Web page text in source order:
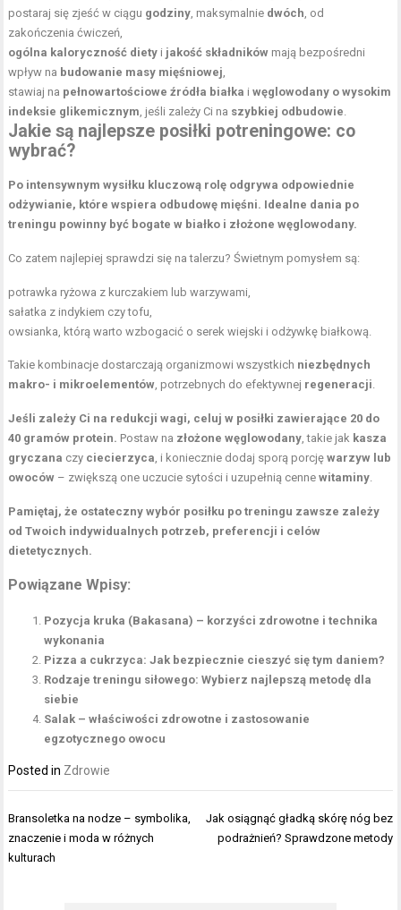
postaraj się zjeść w ciągu godziny, maksymalnie dwóch, od
zakończenia ćwiczeń,
ogólna kaloryczność diety i jakość składników mają bezpośredni
wpływ na budowanie masy mięśniowej,
stawiaj na pełnowartościowe źródła białka iwęglowodany o wysokim
indeksie glikemicznym, jeśli zależy Ci na szybkiej odbudowie.
Jakie są najlepsze posiłki potreningowe: co
wybrać?
Po intensywnym wysiłku kluczową rolę odgrywa odpowiednie
odżywianie, które wspiera odbudowę mięśni. Idealne dania po
treningu powinny być bogate w białko i złożone węglowodany.
Co zatem najlepiej sprawdzi się na talerzu? Świetnym pomysłem są:
potrawka ryżowa z kurczakiem lub warzywami,
sałatka z indykiem czy tofu,
owsianka, którą warto wzbogacić o serek wiejski i odżywkę białkową.
Takie kombinacje dostarczają organizmowi wszystkich niezbędnych
makro- i mikroelementów, potrzebnych do efektywnej regeneracji.
Jeśli zależy Ci na redukcji wagi, celuj w posiłki zawierające 20 do
40 gramów protein. Postaw na złożone węglowodany, takie jak kasza
gryczana czy ciecierzyca, i koniecznie dodaj sporą porcjęwarzyw lub
owoców – zwiększą one uczucie sytości i uzupełnią cennewitaminy.
Pamiętaj, że ostateczny wybór posiłku po treningu zawsze zależy
od Twoich indywidualnych potrzeb, preferencji i celów
dietetycznych.
Powiązane Wpisy:
Pozycja kruka (Bakasana) – korzyści zdrowotne i technika
wykonania
Pizza a cukrzyca: Jak bezpiecznie cieszyć się tym daniem?
Rodzaje treningu siłowego: Wybierz najlepszą metodę dla
siebie
Salak – właściwości zdrowotne i zastosowanie
egzotycznego owocu
Posted in Zdrowie
Nawigacja
wpisu
Bransoletka na nodze – symbolika,
znaczenie i moda w różnych
kulturach
Jak osiągnąć gładką skórę nóg bez
podrażnień? Sprawdzone metody